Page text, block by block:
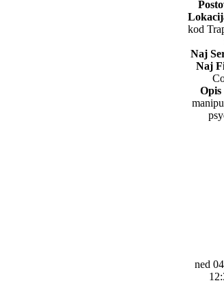
kod
Naj
Naj
Opis
ned